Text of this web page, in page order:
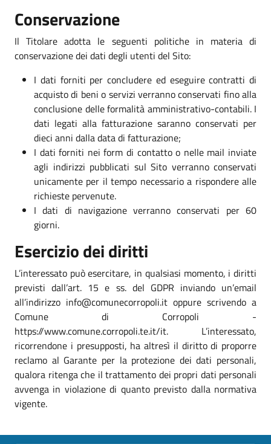
Conservazione
Il Titolare adotta le seguenti politiche in materia di
conservazione dei dati degli utenti del Sito:
I dati forniti per concludere ed eseguire contratti di
acquisto di beni o servizi verranno conservati fino alla
conclusione delle formalità amministrativo-contabili. I
dati legati alla fatturazione saranno conservati per
dieci anni dalla data di fatturazione;
I dati forniti nei form di contatto o nelle mail inviate
agli indirizzi pubblicati sul Sito verranno conservati
unicamente per il tempo necessario a rispondere alle
richieste pervenute.
I dati di navigazione verranno conservati per 60
giorni.
Esercizio dei diritti
L’interessato può esercitare, in qualsiasi momento, i diritti
previsti dall’art. 15 e ss. del GDPR inviando un’email
all’indirizzo info@comunecorropoli.it oppure scrivendo a
Comune di Corropoli -
https://www.comune.corropoli.te.it/it. L’interessato,
ricorrendone i presupposti, ha altresì il diritto di proporre
reclamo al Garante per la protezione dei dati personali,
qualora ritenga che il trattamento dei propri dati personali
avvenga in violazione di quanto previsto dalla normativa
vigente.